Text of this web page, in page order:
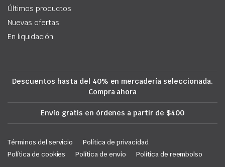
Últimos productos
Nuevas ofertas
En liquidación
Descuentos hasta del 40% en mercadería seleccionada.
Compra ahora
Envío gratis en órdenes a partir de $400
Términos del servicio
Política de privacidad
Política de cookies
Política de envío Política de reembolso